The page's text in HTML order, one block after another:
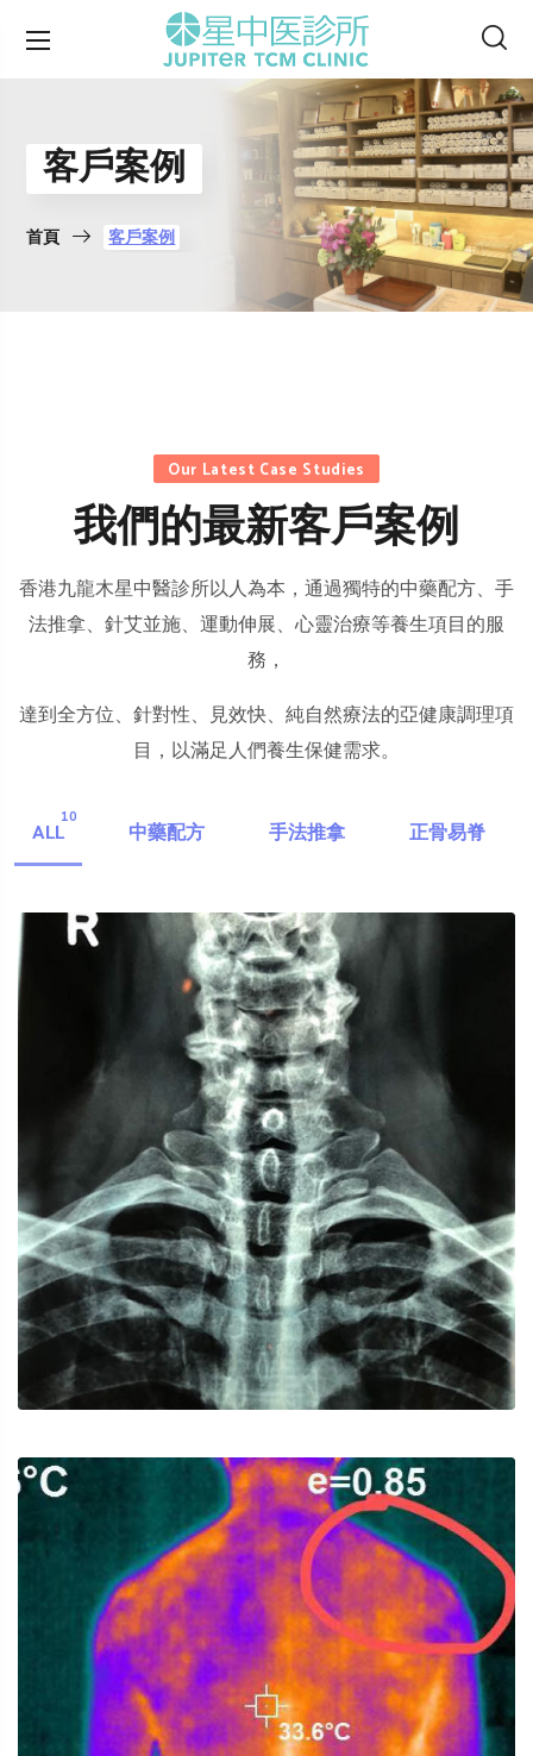
客戶案例
首頁 客戶案例
Our Latest Case Studies
我們的最新客戶案例
香港九龍木星中醫診所以人為本，通過獨特的中藥配方、手
法推拿、針艾並施、運動伸展、心靈治療等養生項目的服
務，
達到全方位、針對性、見效快、純自然療法的亞健康調理項
目，以滿足人們養生保健需求。
ALL
10
中藥配方 手法推拿 正骨易脊
頸椎關節錯位及頸椎骨刺
手法推拿 針灸/溫針灸/小針刀